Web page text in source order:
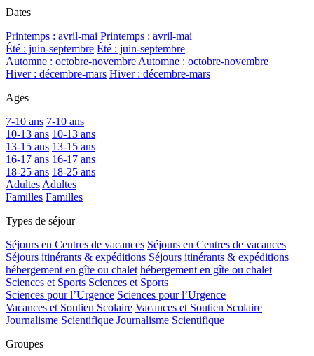
Dates
Printemps : avril-mai Printemps : avril-mai
Été : juin-septembre Été : juin-septembre
Automne : octobre-novembreAutomne : octobre-novembre
Hiver : décembre-mars Hiver : décembre-mars
Ages
7-10 ans 7-10 ans
10-13 ans 10-13 ans
13-15 ans 13-15 ans
16-17 ans 16-17 ans
18-25 ans 18-25 ans
AdultesAdultes
Familles Familles
Types de séjour
Séjours en Centres de vacances Séjours en Centres de vacances
Séjours itinérants & expéditions Séjours itinérants & expéditions
hébergement en gîte ou chalet hébergement en gîte ou chalet
Sciences et Sports Sciences et Sports
Sciences pour l’Urgence Sciences pour l’Urgence
Vacances et Soutien Scolaire Vacances et Soutien Scolaire
Journalisme Scientifique Journalisme Scientifique
Groupes